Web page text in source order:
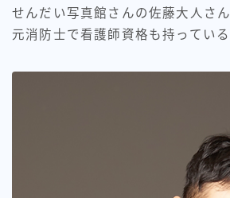
せんだい写真館さんの佐藤大人さん
元消防士で看護師資格も持っている